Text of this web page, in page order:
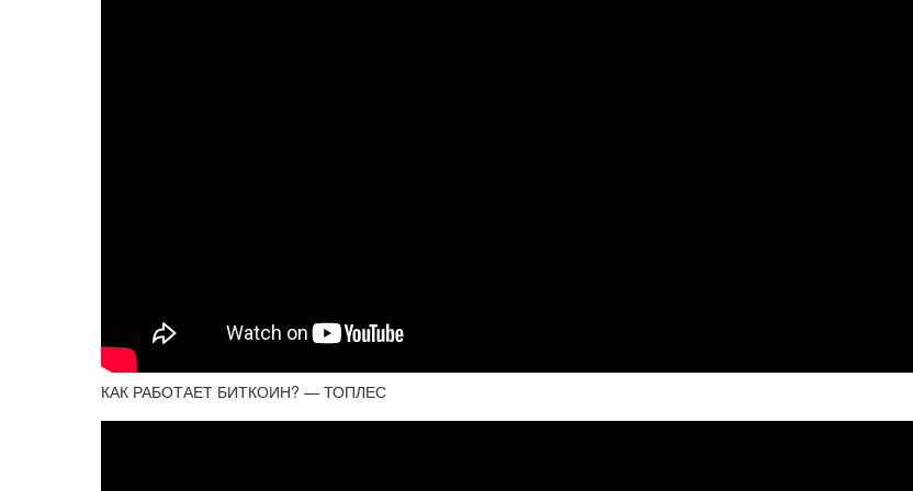
КАК РАБОТАЕТ БИТКОИН? — ТОПЛЕС